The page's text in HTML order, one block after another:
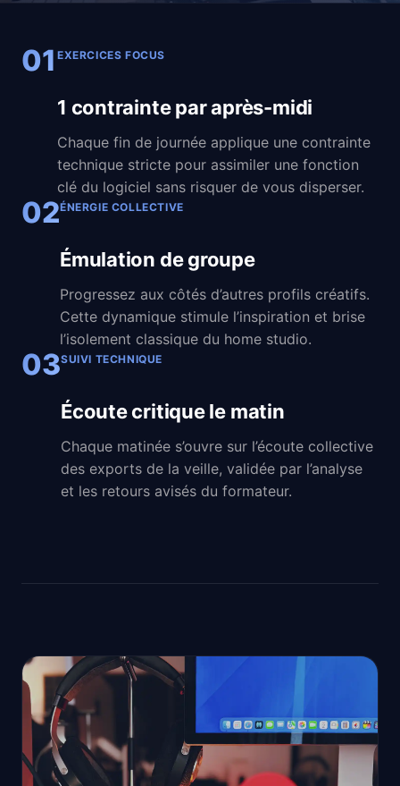
01 EXERCICES FOCUS
1 contrainte par après-midi
Chaque fin de journée applique une contrainte
technique stricte pour assimiler une fonction
clé du logiciel sans risquer de vous disperser.
02ÉNERGIE COLLECTIVE
Émulation de groupe
Progressez aux côtés d’autres profils créatifs.
Cette dynamique stimule l’inspiration et brise
l’isolement classique du home studio.
03SUIVI TECHNIQUE
Écoute critique le matin
Chaque matinée s’ouvre sur l’écoute collective
des exports de la veille, validée par l’analyse
et les retours avisés du formateur.